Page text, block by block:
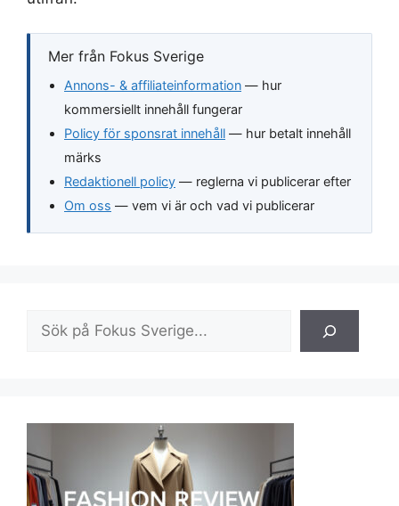
Mer från Fokus Sverige
Annons- & affiliateinformation — hur
kommersiellt innehåll fungerar
Policy för sponsrat innehåll — hur betalt innehåll
märks
Redaktionell policy — reglerna vi publicerar efter
Om oss — vem vi är och vad vi publicerar
Sök